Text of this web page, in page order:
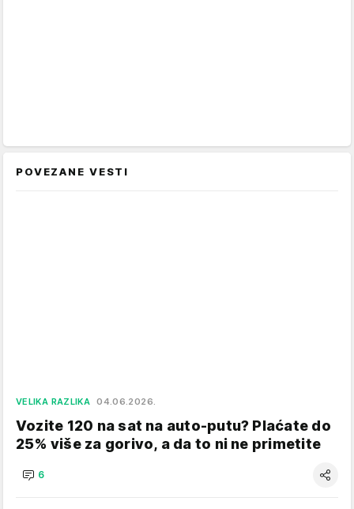
POVEZANE VESTI
VELIKA RAZLIKA 04.06.2026.
Vozite 120 na sat na auto-putu? Plaćate do
25% više za gorivo, a da to ni ne primetite
6